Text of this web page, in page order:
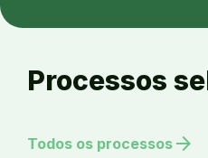
Processos
Todos os processos arrow_forward